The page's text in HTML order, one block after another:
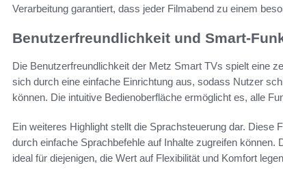
Verarbeitung garantiert, dass jeder Filmabend zu einem
Benutzerfreundlichkeit und Smart-
Die Benutzerfreundlichkeit der Metz Smart TVs spielt eine
sich durch eine einfache Einrichtung aus, sodass Nutzer
können. Die intuitive Bedienoberfläche ermöglicht es, alle
Ein weiteres Highlight stellt die Sprachsteuerung dar.
durch einfache Sprachbefehle auf Inhalte zugreifen
ideal für diejenigen, die Wert auf Flexibilität und Komfort